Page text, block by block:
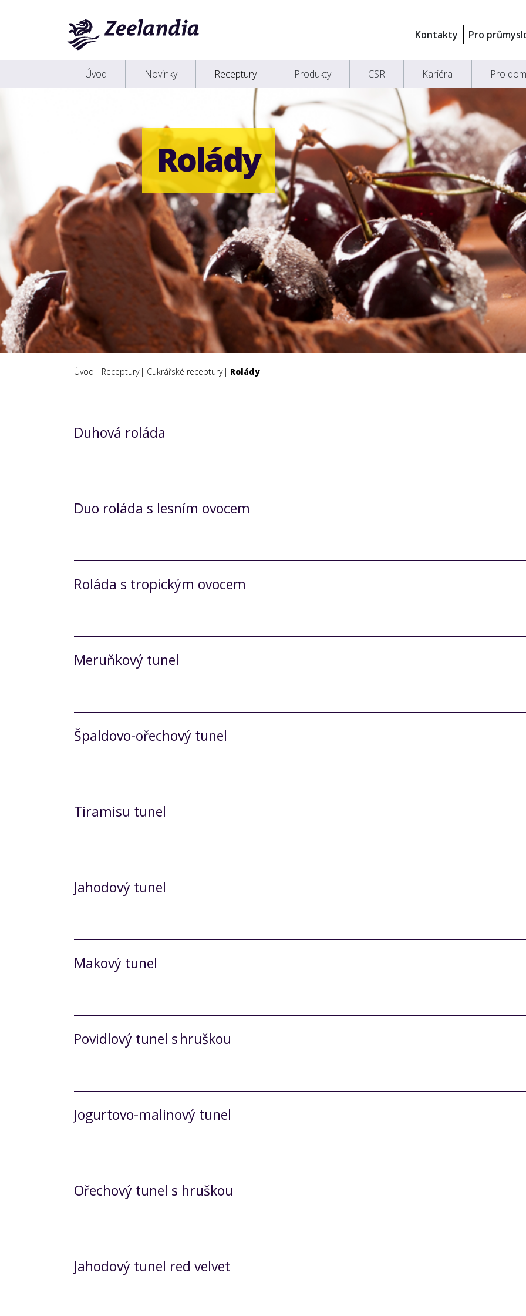
Kontakty Pro
Úvod Novinky Receptury Produkty CSR Kariéra Pro
Rolády
Úvod Receptury Cukrářské receptury Rolády
Duhová roláda
Duo roláda s lesním ovocem
Roláda s tropickým ovocem
Meruňkový tunel
Špaldovo-ořechový tunel
Tiramisu tunel
Jahodový tunel
Makový tunel
Povidlový tunel s hruškou
Jogurtovo-malinový tunel
Ořechový tunel s hruškou
Jahodový tunel red velvet